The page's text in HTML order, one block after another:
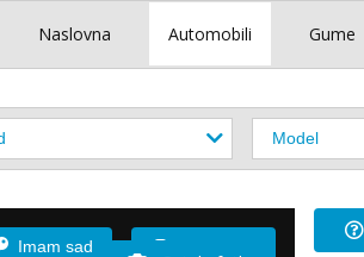
Naslovna Automobili Gume
Imam sad